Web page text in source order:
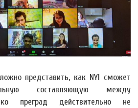
представить, как NYI сможет
составляющую между
преград действительно не